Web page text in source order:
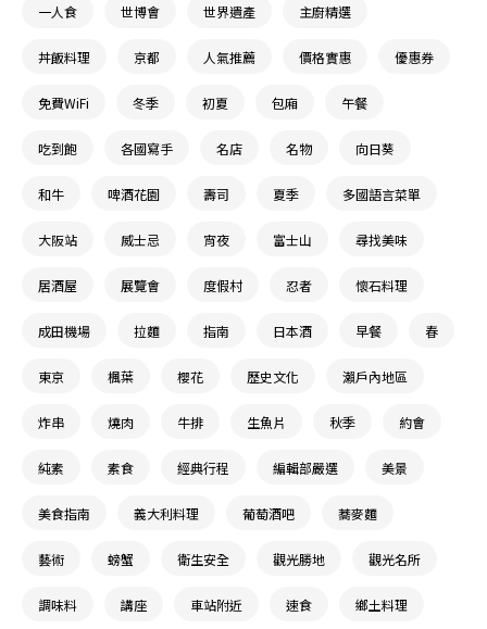
一人食 世博會 世界遺產 主廚精選
丼飯料理 京都 人氣推薦 價格實惠 優惠券
免費WiFi 冬季 初夏 包廂 午餐
吃到飽 各國寫手 名店 名物 向日葵
和牛 啤酒花園 壽司 夏季 多國語言菜單
大阪站 威士忌 宵夜 富士山 尋找美味
居酒屋 展覽會 度假村 忍者 懷石料理
成田機場 拉麵 指南 日本酒 早餐 春
東京 楓葉 櫻花 歷史文化 瀨戶內地區
炸串 燒肉 牛排 生魚片 秋季 約會
純素 素食 經典行程 編輯部嚴選 美景
美食指南 義大利料理 葡萄酒吧 蕎麥麵
藝術 螃蟹 衛生安全 觀光勝地 觀光名所
調味料 講座 車站附近 速食 鄉土料理